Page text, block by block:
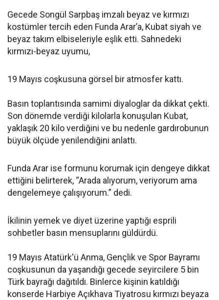
Gecede Songül Sarpbaş imzalı beyaz ve kırmızı
kostümler tercih eden Funda Arar’a, Kubat siyah ve
beyaz takım elbiseleriyle eşlik etti. Sahnedeki
kırmızı-beyaz uyumu,
19 Mayıs coşkusuna görsel bir atmosfer kattı.
Basın toplantısında samimi diyaloglar da dikkat çekti.
Son dönemde verdiği kilolarla konuşulan Kubat,
yaklaşık 20 kilo verdiğini ve bu nedenle gardırobunun
büyük ölçüde yenilendiğini anlattı.
Funda Arar ise formunu korumak için dengeye dikkat
ettiğini belirterek, “Arada alıyorum, veriyorum ama
dengelemeye çalışıyorum.” dedi.
İkilinin yemek ve diyet üzerine yaptığı esprili
sohbetler basın mensuplarını güldürdü.
19 Mayıs Atatürk'ü Anma, Gençlik ve Spor Bayramı
coşkusunun da yaşandığı gecede seyircilere 5 bin
Türk bayrağı dağıtıldı. Binlerce kişinin katıldığı
konserde Harbiye Açıkhava Tiyatrosu kırmızı beyaza